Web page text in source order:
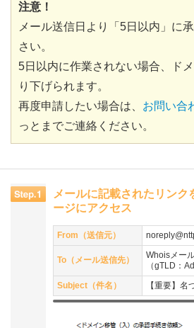
注意！
メール送信日より「5日以内」に
さい。
5日以内に作業されない場合、ド
り下げられます。
再度申請したい場合は、 お問い合
っとまでご連絡ください。
メールに記載されたリンク
ージにアクセス
From（送信元）
To（メール送信先）
Whoisメー
（gTLD：
Subject（件名）
【重要】